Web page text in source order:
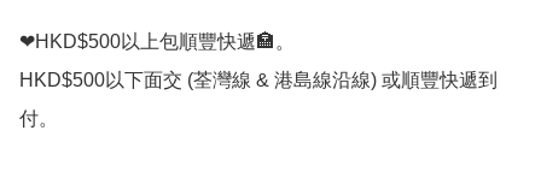
❤HKD$500以上包順豐快遞🏣。
HKD$500以下面交 (荃灣線 & 港島線沿線) 或順豐快遞到
付。